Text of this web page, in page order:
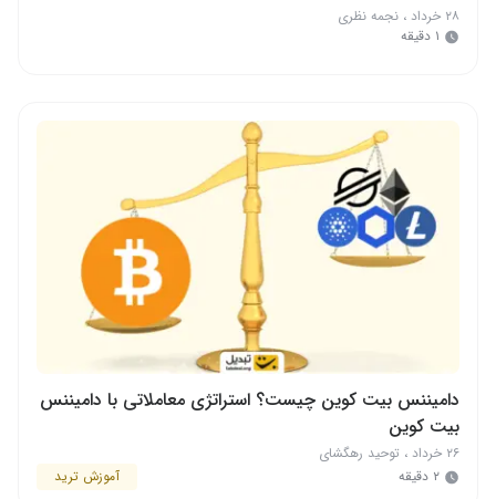
۲۸ خرداد ، نجمه نظری
۱ دقیقه
دامیننس بیت کوین چیست؟ استراتژی معاملاتی با دامیننس
بیت کوین
۲۶ خرداد ، توحید رهگشای
۲ دقیقه
آموزش ترید